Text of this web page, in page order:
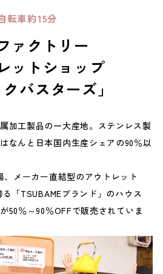
転車約15分
ァクトリー
ットショップ
クバスターズ」
加工製品の一大産地。ステンレス製
なんと日本国内生産シェアの90％以
、メーカー直結型のアウトレット
「TSUBAMEブランド」のハウス
50％～90％OFFで販売されていま